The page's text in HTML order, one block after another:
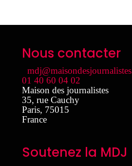
Nous contacter
01 40 60 04 02
Maison des journalistes
35, rue Cauchy
Paris, 75015
France
Soutenez la MDJ